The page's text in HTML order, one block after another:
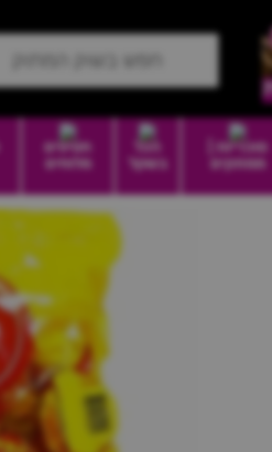
סוכריות |
ממתקים
הכל
בשקל
חטיפים
מלוחים